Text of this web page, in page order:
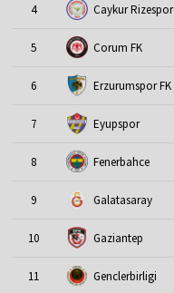
4 Caykur Rizespor
5 Corum FK
6 Erzurumspor FK
7 Eyupspor
8 Fenerbahce
9 Galatasaray
10 Gaziantep
11 Genclerbirligi